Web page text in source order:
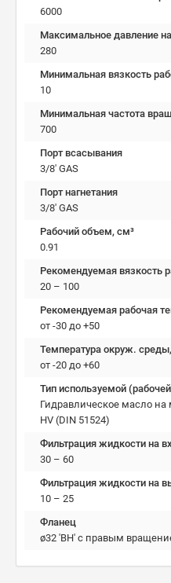
6000
Максимальное давление
280
Минимальная вязкость
10
Минимальная частота
700
Порт всасывания
3/8' GAS
Порт нагнетания
3/8' GAS
Рабочий объем, см³
0.91
Рекомендуемая вязкость
20 – 100
Рекомендуемая рабочая
от -30 до +50
Температура окруж. среды,
от -20 до +60
Тип используемой
Гидравлическое масло
HV (DIN 51524)
Фильтрация жидкости на
30 – 60
Фильтрация жидкости на
10 – 25
Фланец
ø32 'ВН' с правым